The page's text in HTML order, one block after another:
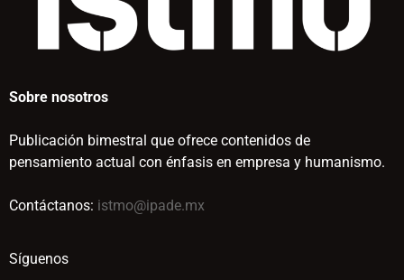
Sobre nosotros
Publicación bimestral que ofrece contenidos de
pensamiento actual con énfasis en empresa y humanismo.
Contáctanos: istmo@ipade.mx
Síguenos